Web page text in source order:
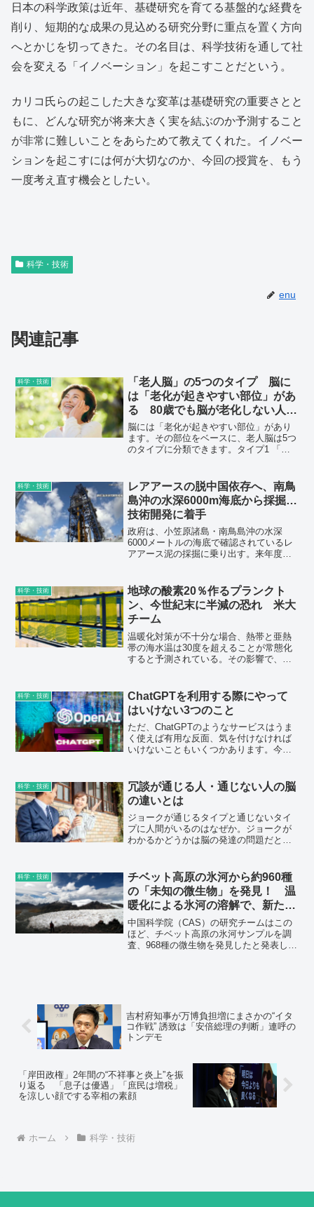
日本の科学政策は近年、基礎研究を育てる基盤的な経費を
削り、短期的な成果の見込める研究分野に重点を置く方向
へとかじを切ってきた。その名目は、科学技術を通して社
会を変える「イノベーション」を起こすことだという。
カリコ氏らの起こした大きな変革は基礎研究の重要さとと
もに、どんな研究が将来大きく実を結ぶのか予測すること
が非常に難しいことをあらためて教えてくれた。イノベー
ションを起こすには何が大切なのか、今回の授賞を、もう
一度考え直す機会としたい。
科学・技術
enu
関連記事
科学・技術
「老人脳」の5つのタイプ 脳に
は「老化が起きやすい部位」があ
る 80歳でも脳が老化しない人が
やっていること（2）
脳には「老化が起きやすい部位」があり
ます。その部位をベースに、老人脳は5つ
のタイプに分類できます。タイプ1 「や
化。タイプ4 「共感脳」の老化。タイプ5
「聴覚脳」の老化。
科学・技術
レアアースの脱中国依存へ、南鳥
島沖の水深6000m海底から採掘…
技術開発に着手
政府は、小笠原諸島・南鳥島沖の水深
6000メートルの海底で確認されているレ
アアース泥の採掘に乗り出す。来年度に
科学・技術
地球の酸素20％作るプランクト
ン、今世紀末に半減の恐れ 米大
チーム
温暖化対策が不十分な場合、熱帯と亜熱
帯の海水温は30度を超えることが常態化
すると予測されている。その影響で、プ
があると試算した。
科学・技術
ChatGPTを利用する際にやって
はいけない3つのこと
ただ、ChatGPTのようなサービスはうま
く使えば有用な反面、気を付けなければ
いけないこともいくつかあります。今回
まとめてみました。
科学・技術
冗談が通じる人・通じない人の脳
の違いとは
ジョークが通じるタイプと通じないタイ
プに人間がいるのはなぜか。ジョークが
わかるかどうかは脳の発達の問題だとい
科学・技術
チベット高原の氷河から約960種
の「未知の微生物」を発見！ 温
暖化による氷河の溶解で、新たな
パンデミックが発生するかもしれ
ない
中国科学院（CAS）の研究チームはこの
ほど、チベット高原の氷河サンプルを調
査、968種の微生物を発見したと発表しま
しれない、と懸念しています。
吉村府知事が万博負担増にまさかの“イタ
コ作戦” 誘致は「安倍総理の判断」連呼の
トンデモ
「岸田政権」2年間の“不祥事と炎上”を振
り返る 「息子は優遇」「庶民は増税」
を涼しい顔でする宰相の素顔
ホーム 科学・技術